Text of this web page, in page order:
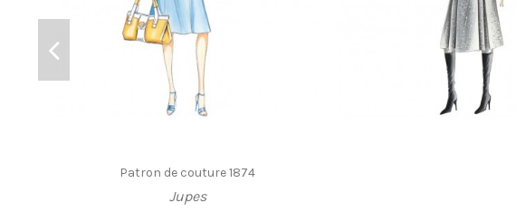
Patron de couture 1874
Jupes